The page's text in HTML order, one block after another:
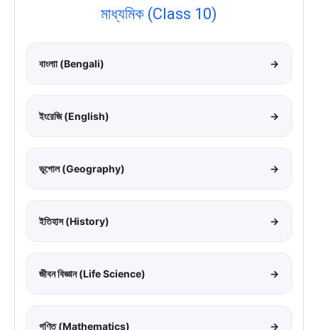
মাধ্যমিক (Class 10)
বাংলাা (Bengali) →
ইংরেজি (English) →
ভূগোল (Geography) →
ইতিহাস (History) →
জীবন বিজ্ঞান (Life Science) →
গণিত (Mathematics) →